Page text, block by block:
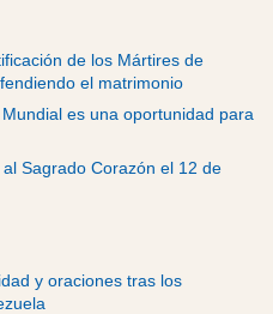
de los Mártires de
el matrimonio
es una oportunidad para
Sagrado Corazón el 12 de
y oraciones tras los